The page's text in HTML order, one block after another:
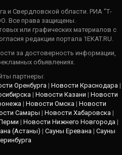
и Свердловской области. РИА "Т-
Все права защищены.
или графических материалов с
редакции портала 1EKAT.RU.
за достоверность информации,
объявлениях.
партнеры:
Оренбурга | Новости Краснодара |
| Новости Казани | Новости
| Новости Омска | Новости
Самары | Новости Хабаровска|
| Новости Нижнего Новгорода|
(Астаны) | Сауны Еревана| Сауны